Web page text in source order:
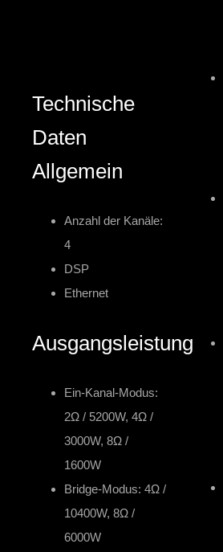
Technische
Daten
Allgemein
Anzahl der Kanäle:
4
DSP
Ethernet
Ausgangsleistung
Ein-Kanal-Modus:
2Ω / 5200W, 4Ω /
3000W, 8Ω /
1600W
Bridge-Modus: 4Ω /
10400W, 8Ω /
6000W